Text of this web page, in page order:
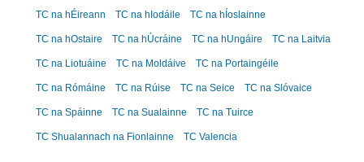
TC na hÉireann TC na hIodáile TC na hÍoslainne
TC na hOstaire TC na hÚcráine TC na hUngáire TC na Laitvia
TC na Liotuáine TC na Moldáive TC na Portaingéile
TC na Rómáine TC na Rúise TC na Seice TC na Slóvaice
TC na Spáinne TC na Sualainne TC na Tuirce
TC Shualannach na Fionlainne TC Valencia